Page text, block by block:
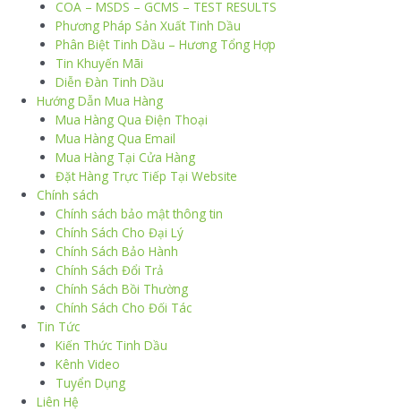
COA – MSDS – GCMS – TEST RESULTS
Phương Pháp Sản Xuất Tinh Dầu
Phân Biệt Tinh Dầu – Hương Tổng Hợp
Tin Khuyến Mãi
Diễn Đàn Tinh Dầu
Hướng Dẫn Mua Hàng
Mua Hàng Qua Điện Thoại
Mua Hàng Qua Email
Mua Hàng Tại Cửa Hàng
Đặt Hàng Trực Tiếp Tại Website
Chính sách
Chính sách bảo mật thông tin
Chính Sách Cho Đại Lý
Chính Sách Bảo Hành
Chính Sách Đổi Trả
Chính Sách Bồi Thường
Chính Sách Cho Đối Tác
Tin Tức
Kiến Thức Tinh Dầu
Kênh Video
Tuyển Dụng
Liên Hệ